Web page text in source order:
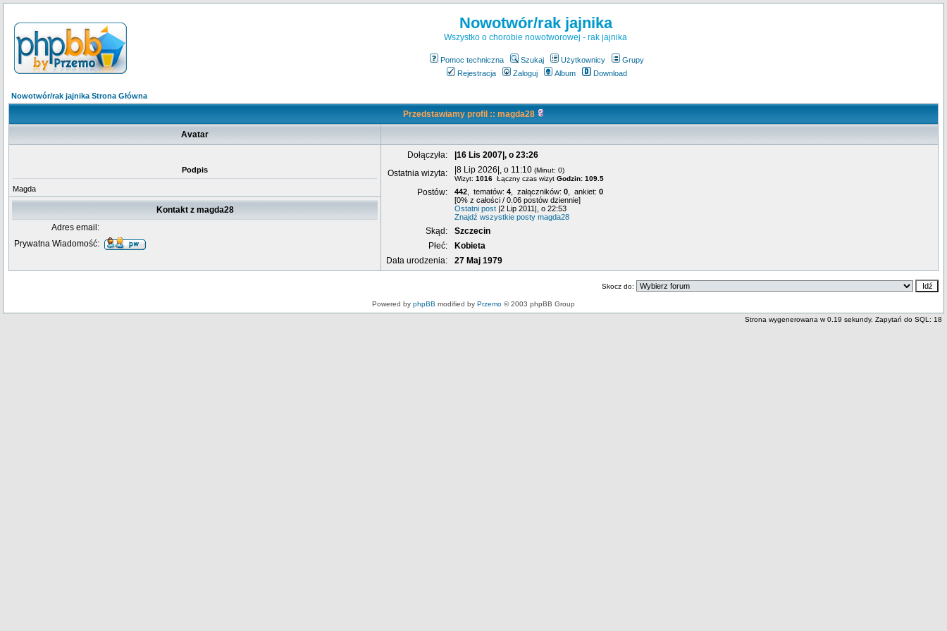
Nowotwór/rak jajnika
Wszystko o chorobie nowotworowej - rak jajnika
Pomoc techniczna Szukaj Użytkownicy
Grupy
Rejestracja
Zaloguj Album Download
Nowotwór/rak jajnika Strona Główna
Przedstawiamy profil :: magda28
Avatar
Podpis
Magda
Dołączyła:
|16 Lis 2007|, o 23:26
Ostatnia wizyta:
|8 Lip 2026|, o 11:10 (Minut: 0)
Wizyt: 1016 Łączny czas wizyt Godzin: 109.5
Postów: 442 , tematów: 4 , załączników: 0 , ankiet: 0
[0% z całości / 0.06 postów dziennie]
Ostatni post |2 Lip 2011|, o 22:53
Znajdź wszystkie posty magda28
Skąd:
Szczecin
Płeć:
Kobieta
Data urodzenia:
27 Maj 1979
Kontakt z magda28
Adres email:
Prywatna Wiadomość:
Skocz do:
Powered by phpBB modified by Przemo © 2003 phpBB Group
Strona wygenerowana w 0.19 sekundy. Zapytań do SQL: 18